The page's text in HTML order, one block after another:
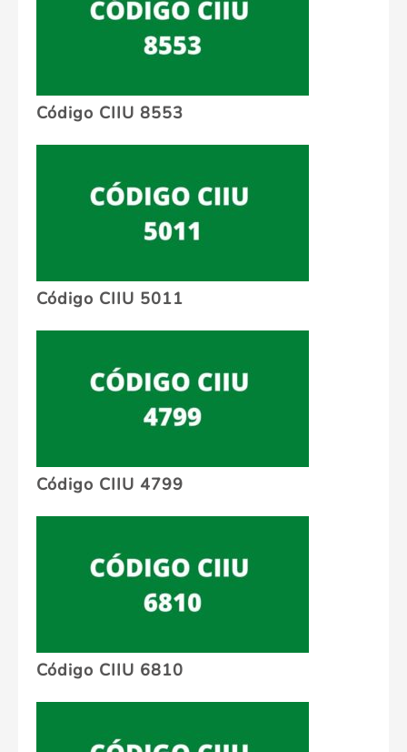
Código CIIU 8553
Código CIIU 5011
Código CIIU 4799
Código CIIU 6810